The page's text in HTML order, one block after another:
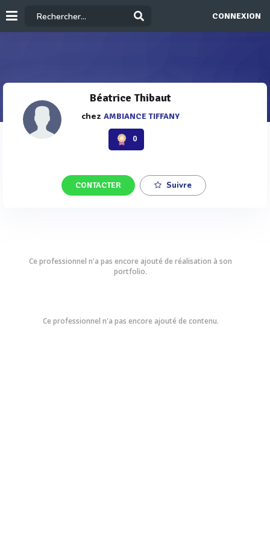
CONNEXION
Béatrice Thibaut
chez AMBIANCE TIFFANY
0
CONTACTER Suivre
Ce professionnel n'a pas encore ajouté de réalisation à son
portfolio.
Ce professionnel n'a pas encore ajouté de contenu.